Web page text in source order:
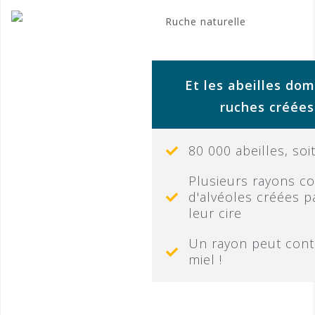
Et les abeilles
ruches
80 000 abeilles,
Plusieurs rayons
d'alvéoles créées
leur cire
Un rayon peut
miel !